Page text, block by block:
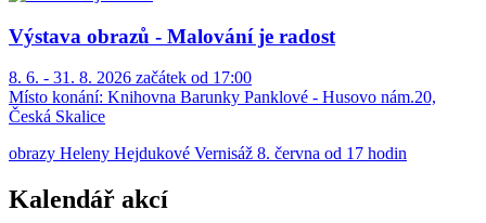
Výstava obrazů - Malování je radost
8. 6. - 31. 8. 2026 začátek od 17:00
Místo konání: Knihovna Barunky Panklové - Husovo nám.20,
Česká Skalice
obrazy Heleny Hejdukové Vernisáž 8. června od 17 hodin
Kalendář akcí